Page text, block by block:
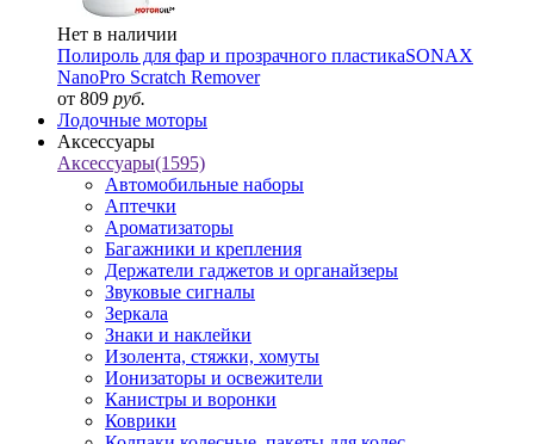
Нет в наличии
Полироль для фар и прозрачного пластикаSONAX
NanoPro Scratch Remover
от 809 руб.
Лодочные моторы
Аксессуары
Аксессуары(1595)
Автомобильные наборы
Аптечки
Ароматизаторы
Багажники и крепления
Держатели гаджетов и органайзеры
Звуковые сигналы
Зеркала
Знаки и наклейки
Изолента, стяжки, хомуты
Ионизаторы и освежители
Канистры и воронки
Коврики